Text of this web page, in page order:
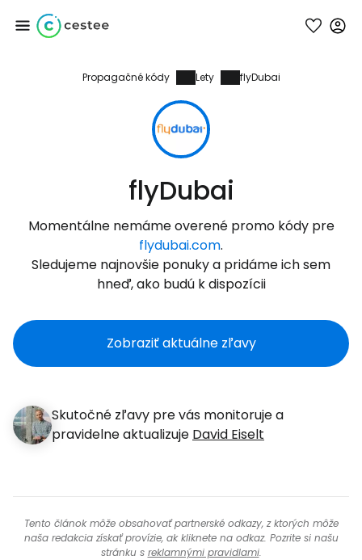
Propagačné kódy Lety flyDubai
flyDubai
Momentálne nemáme overené promo kódy pre
flydubai.com.
Sledujeme najnovšie ponuky a pridáme ich sem
hneď, ako budú k dispozícii
Zobraziť aktuálne zľavy
Skutočné zľavy pre vás monitoruje a
pravidelne aktualizuje David Eiselt
Tento článok môže obsahovať partnerské odkazy, z ktorých môže
naša redakcia získať provízie, ak kliknete na odkaz. Pozrite si našu
stránku s reklamnými pravidlami.
Prihláste sa do
služby Cestee
... celosvetovej komunity cestovateľov
Pokračovať so službou Google
Pokračovať na Facebooku
Pokračovať s e-mailom